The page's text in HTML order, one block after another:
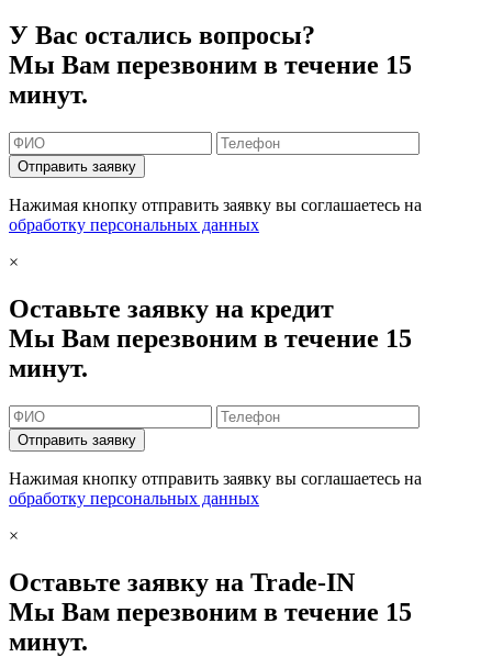
У Вас остались вопросы?
Мы Вам перезвоним в течение 15
минут.
Отправить заявку
Нажимая кнопку отправить заявку вы соглашаетесь на
обработку персональных данных
×
Оставьте заявку на кредит
Мы Вам перезвоним в течение 15
минут.
Отправить заявку
Нажимая кнопку отправить заявку вы соглашаетесь на
обработку персональных данных
×
Оставьте заявку на Trade-IN
Мы Вам перезвоним в течение 15
минут.